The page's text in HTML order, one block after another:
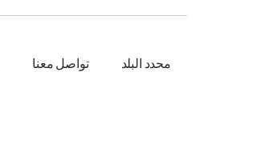
محدد البلد تواصل معنا